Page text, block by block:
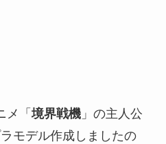
メ「 境界戦機」の主人公
モデル作成しましたの